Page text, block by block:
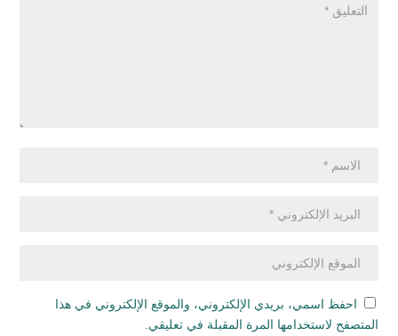
احفظ اسمي، بريدي الإلكتروني، والموقع الإلكتروني في هذا
المتصفح لاستخدامها المرة المقبلة في تعليقي.